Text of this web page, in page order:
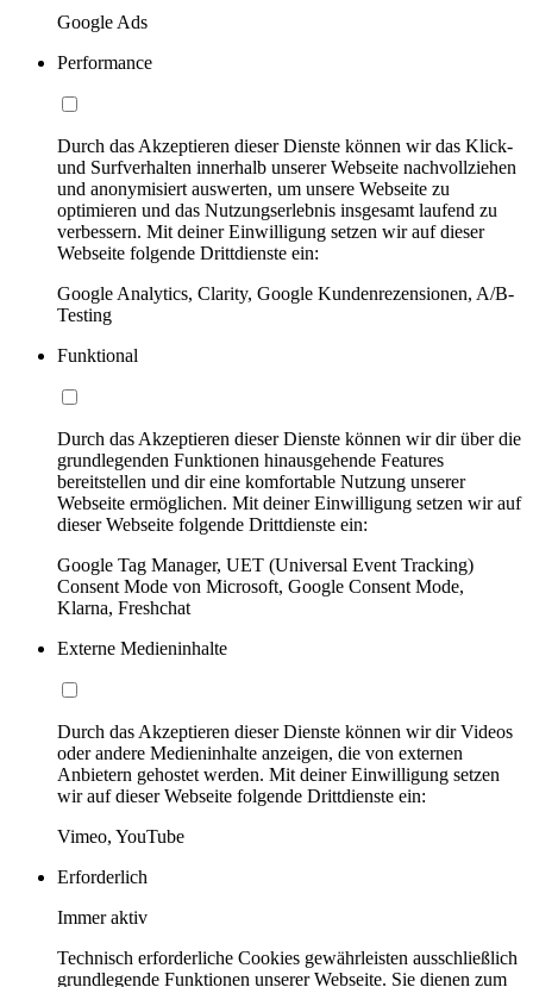
Google Ads
Performance
Durch das Akzeptieren dieser Dienste können wir das Klick-
und Surfverhalten innerhalb unserer Webseite nachvollziehen
und anonymisiert auswerten, um unsere Webseite zu
optimieren und das Nutzungserlebnis insgesamt laufend zu
verbessern. Mit deiner Einwilligung setzen wir auf dieser
Webseite folgende Drittdienste ein:
Google Analytics, Clarity, Google Kundenrezensionen, A/B-
Testing
Funktional
Durch das Akzeptieren dieser Dienste können wir dir über die
grundlegenden Funktionen hinausgehende Features
bereitstellen und dir eine komfortable Nutzung unserer
Webseite ermöglichen. Mit deiner Einwilligung setzen wir auf
dieser Webseite folgende Drittdienste ein:
Google Tag Manager, UET (Universal Event Tracking)
Consent Mode von Microsoft, Google Consent Mode,
Klarna, Freshchat
Externe Medieninhalte
Durch das Akzeptieren dieser Dienste können wir dir Videos
oder andere Medieninhalte anzeigen, die von externen
Anbietern gehostet werden. Mit deiner Einwilligung setzen
wir auf dieser Webseite folgende Drittdienste ein:
Vimeo, YouTube
Erforderlich
Immer aktiv
Technisch erforderliche Cookies gewährleisten ausschließlich
grundlegende Funktionen unserer Webseite. Sie dienen zum